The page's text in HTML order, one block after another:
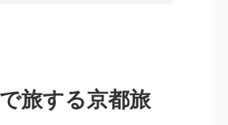
旅する京都旅